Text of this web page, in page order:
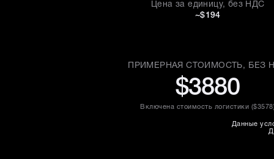
Цена за единицу, без НДС
~$194
ПРИМЕРНАЯ СТОИМОСТЬ, БЕЗ
$3880
Включена стоимость логистики ($3578
Данные